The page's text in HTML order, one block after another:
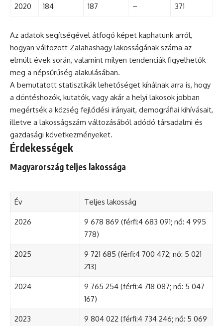
2020 184 187 – 371
Az adatok segítségével átfogó képet kaphatunk arról,
hogyan változott Zalahashagy lakosságának száma az
elmúlt évek során, valamint milyen tendenciák figyelhetők
meg a népsűrűség alakulásában.
A bemutatott statisztikák lehetőséget kínálnak arra is, hogy
a döntéshozók, kutatók, vagy akár a helyi lakosok jobban
megértsék a község fejlődési irányait, demográfiai kihívásait,
illetve a lakosságszám változásából adódó társadalmi és
gazdasági következményeket.
Érdekességek
Magyarország teljes lakossága
Év Teljes lakosság
2026
9 678 869 (férfi:4 683 091; nő: 4 995
778)
2025
9 721 685 (férfi:4 700 472; nő: 5 021
213)
2024
9 765 254 (férfi:4 718 087; nő: 5 047
167)
2023
9 804 022 (férfi:4 734 246; nő: 5 069